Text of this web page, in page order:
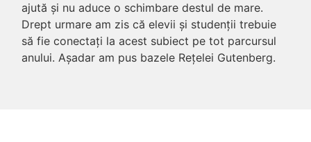
ajută și nu aduce o schimbare destul de mare.
Drept urmare am zis că elevii și studenții trebuie
să fie conectați la acest subiect pe tot parcursul
anului. Așadar am pus bazele Rețelei Gutenberg.